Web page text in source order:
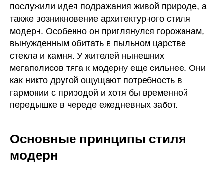
послужили идея подражания живой природе, а
также возникновение архитектурного стиля
модерн. Особенно он приглянулся горожанам,
вынужденным обитать в пыльном царстве
стекла и камня. У жителей нынешних
мегаполисов тяга к модерну еще сильнее. Они
как никто другой ощущают потребность в
гармонии с природой и хотя бы временной
передышке в череде ежедневных забот.
Основные принципы стиля
модерн